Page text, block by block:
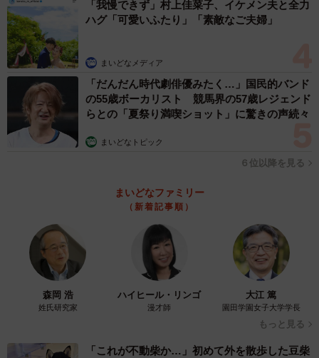
「我慢できず」村上佳菜子、イケメン夫と全力
ハグ「可愛いふたり」「素敵なご夫婦」
まいどなメディア
「だんだん時代劇俳優みたく…」国民的バンド
の55歳ボーカリスト 競馬界の57歳レジェンド
らとの「夏祭り満喫ショット」に驚きの声続々
まいどなトピック
６位以降を見る
まいどなファミリー
（新着記事順）
森岡 浩
姓氏研究家
ハイヒール・リンゴ
漫才師
大江 篤
園田学園女子大学学長
もっと見る
「これが不動柴か…」初めて外を散歩した豆柴